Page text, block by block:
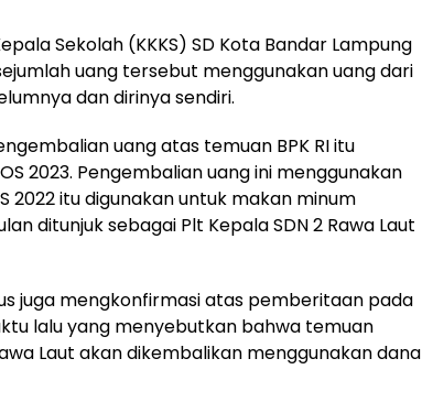
Sekolah (KKKS) SD Kota Bandar Lampung
uang tersebut menggunakan uang dari
dan dirinya sendiri.
uang atas temuan BPK RI itu
2023. Pengembalian uang ini menggunakan
2022 itu digunakan untuk makan minum
ditunjuk sebagai Plt Kepala SDN 2 Rawa Laut
juga mengkonfirmasi atas pemberitaan pada
lalu yang menyebutkan bahwa temuan
Laut akan dikembalikan menggunakan dana